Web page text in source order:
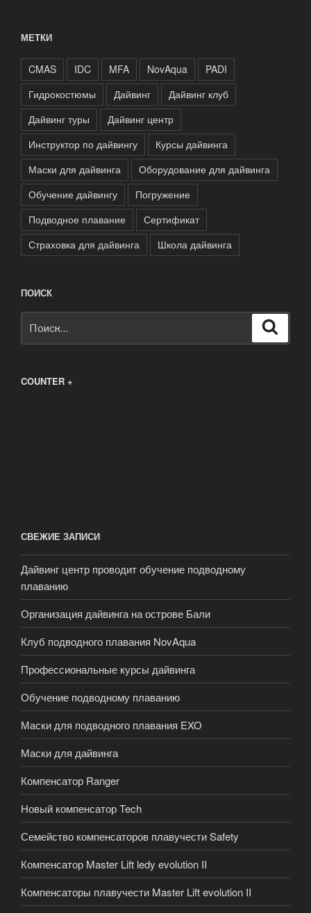
МЕТКИ
CMAS IDC MFA NovAqua
PADI
Гидрокостюмы
Дайвинг
Дайвинг клуб
Дайвинг туры
Дайвинг центр
Инструктор по дайвингу
Курсы дайвинга
Маски для дайвинга
Оборудование для дайвинга
Обучение дайвингу
Погружение
Подводное плавание
Сертификат
Страховка для дайвинга
Школа дайвинга
ПОИСК
COUNTER +
СВЕЖИЕ ЗАПИСИ
Дайвинг центр проводит обучение подводному
плаванию
Организация дайвинга на острове Бали
Клуб подводного плавания NovAqua
Профессиональные курсы дайвинга
Обучение подводному плаванию
Маски для подводного плавания EXO
Маски для дайвинга
Компенсатор Ranger
Новый компенсатор Tech
Семейство компенсаторов плавучести Safety
Компенсатор Master Lift ledy evolution II
Компенсаторы плавучести Master Lift evolution II